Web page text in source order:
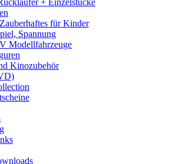
+ Einzelstücke
für Kinder
Spannung
Modellfahrzeuge
Kinozubehör